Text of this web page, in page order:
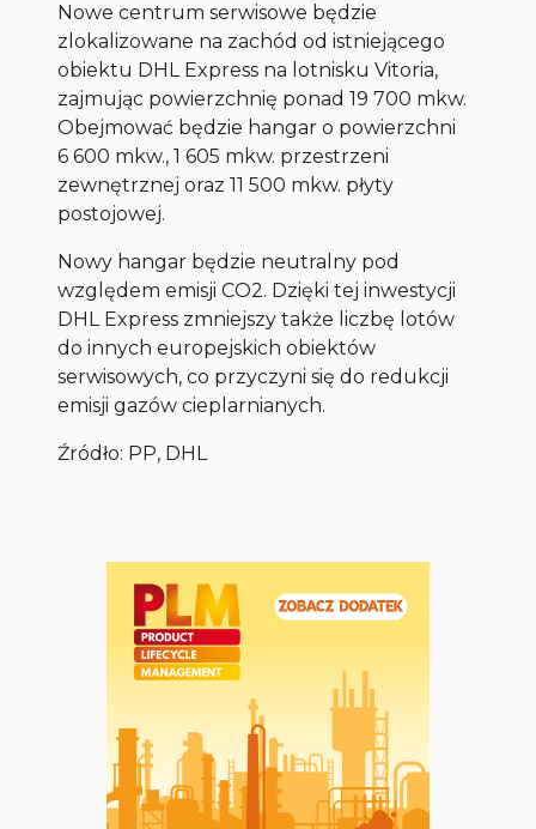
Nowe centrum serwisowe będzie
zlokalizowane na zachód od istniejącego
obiektu DHL Express na lotnisku Vitoria,
zajmując powierzchnię ponad 19 700 mkw.
Obejmować będzie hangar o powierzchni
6 600 mkw., 1 605 mkw. przestrzeni
zewnętrznej oraz 11 500 mkw. płyty
postojowej.
Nowy hangar będzie neutralny pod
względem emisji CO2. Dzięki tej inwestycji
DHL Express zmniejszy także liczbę lotów
do innych europejskich obiektów
serwisowych, co przyczyni się do redukcji
emisji gazów cieplarnianych.
Źródło: PP, DHL